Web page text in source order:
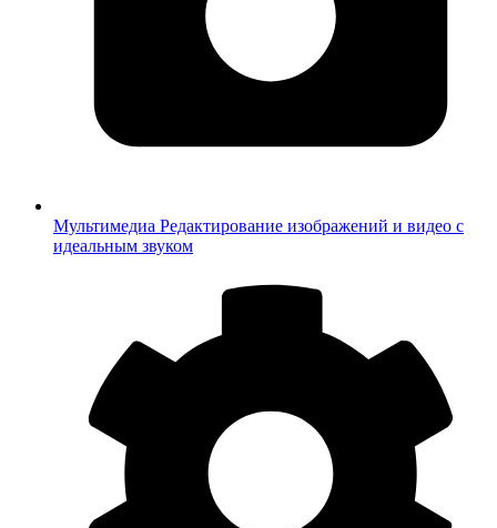
Мультимедиа Редактирование изображений и видео с
идеальным звуком